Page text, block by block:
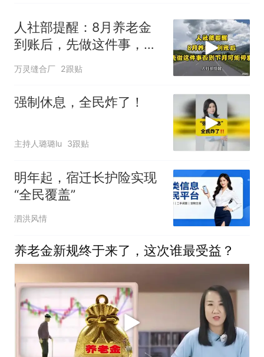
人社部提醒：8月养老金
到账后，先做这件事，否
则下月可能停发
万灵缝合厂 2跟贴
强制休息，全民炸了！
主持人璐璐lu 3跟贴
明年起，宿迁长护险实现
“全民覆盖”
泗洪风情
养老金新规终于来了，这次谁最受益？